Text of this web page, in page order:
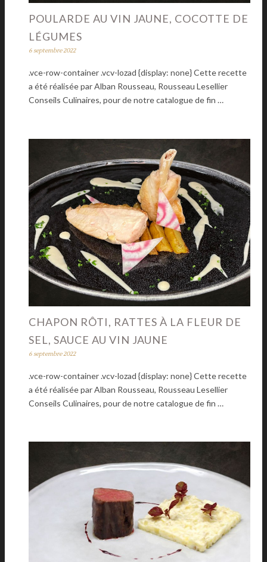
POULARDE AU VIN JAUNE, COCOTTE DE
LÉGUMES
6 septembre 2022
.vce-row-container .vcv-lozad {display: none} Cette recette
a été réalisée par Alban Rousseau, Rousseau Lesellier
Conseils Culinaires, pour de notre catalogue de fin …
CHAPON RÔTI, RATTES À LA FLEUR DE
SEL, SAUCE AU VIN JAUNE
6 septembre 2022
.vce-row-container .vcv-lozad {display: none} Cette recette
a été réalisée par Alban Rousseau, Rousseau Lesellier
Conseils Culinaires, pour de notre catalogue de fin …